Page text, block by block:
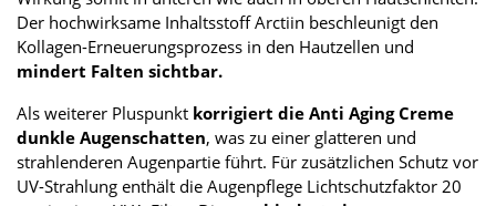
Der hochwirksame Inhaltsstoff Arctiin beschleunigt den
Kollagen-Erneuerungsprozess in den Hautzellen und
mindert Falten sichtbar.
Als weiterer Pluspunkt korrigiert die Anti Aging Creme
dunkle Augenschatten, was zu einer glatteren und
strahlenderen Augenpartie führt. Für zusätzlichen Schutz vor
UV-Strahlung enthält die Augenpflege Lichtschutzfaktor 20